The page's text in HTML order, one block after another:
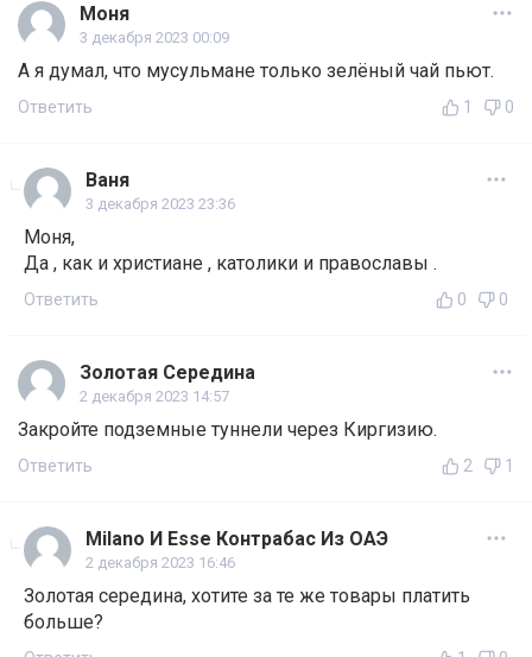
Моня
3 декабря 2023 00:09
А я думал, что мусульмане только зелёный чай пьют.
Ответить 1 0
Ваня
3 декабря 2023 23:36
Моня,
Да , как и христиане , католики и православы .
Ответить 0 0
Золотая Середина
2 декабря 2023 14:57
Закройте подземные туннели через Киргизию.
Ответить 2 1
Milano И Esse Контрабас Из ОАЭ
2 декабря 2023 16:46
Золотая середина, хотите за те же товары платить
больше?